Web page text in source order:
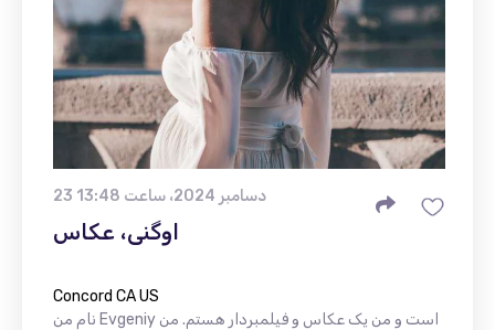
23 دسامبر 2024، ساعت 13:48
اوگنی، عکاس
Concord CA US
نام من Evgeniy است و من یک عکاس و فیلمبردار هستم. من